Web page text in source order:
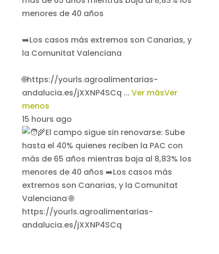
menores de 40 años
➡️Los casos más extremos son Canarias, y
la Comunitat Valenciana
🌐https://yourls.agroalimentarias-
andalucia.es/jXXNP4SCq ... Ver másVer
menos
15 hours ago